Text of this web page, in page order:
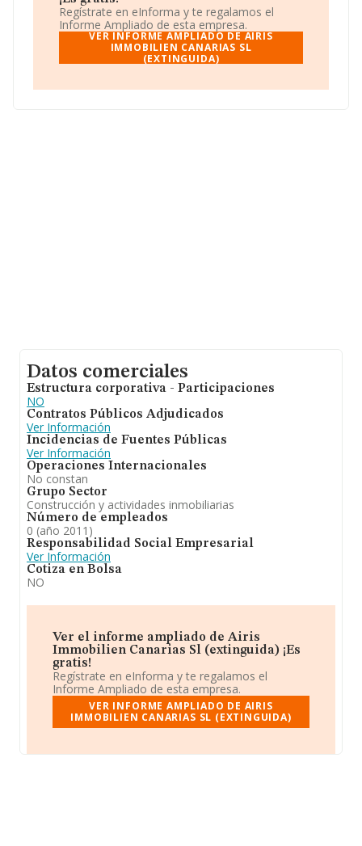
Las Arenitas Caletillas núm. 1, (38530), en el municipio
de Candelaria, Santa Cruz De Tenerife, Islas Canarias.
En relación con el sector y disponiendo de los datos de
hasta 67.991 empresas, a nivel nacional la facturación
facturación de ventas entre todas las compañías
Regístrate en eInforma y te regalamos el
Informe Ampliado de esta empresa.
VER INFORME AMPLIADO DE AIRIS
IMMOBILIEN CANARIAS SL
(EXTINGUIDA)
Datos comerciales
Estructura corporativa - Participaciones
NO
Contratos Públicos Adjudicados
Ver Información
Incidencias de Fuentes Públicas
Ver Información
Operaciones Internacionales
No constan
Grupo Sector
Construcción y actividades inmobiliarias
Número de empleados
0 (año 2011)
Responsabilidad Social Empresarial
Ver Información
Cotiza en Bolsa
NO
Ver el informe ampliado de Airis
Immobilien Canarias Sl (extinguida) ¡Es
gratis!
Regístrate en eInforma y te regalamos el
Informe Ampliado de esta empresa.
VER INFORME AMPLIADO DE AIRIS
IMMOBILIEN CANARIAS SL (EXTINGUIDA)